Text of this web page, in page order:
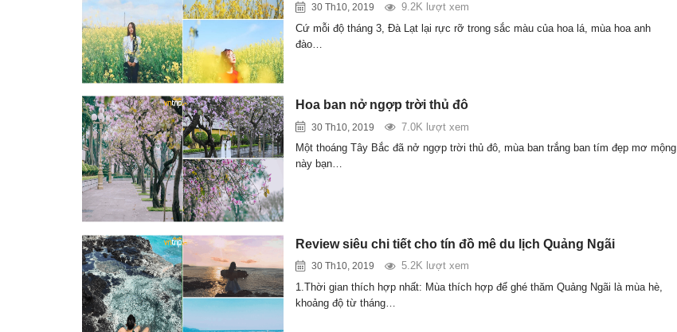
30 Th10, 2019
9.2K lượt xem
Cứ mỗi độ tháng 3, Đà Lạt lại rực rỡ trong sắc màu của hoa lá, mùa hoa anh
đào…
Hoa ban nở ngợp trời thủ đô
30 Th10, 2019
7.0K lượt xem
Một thoáng Tây Bắc đã nở ngợp trời thủ đô, mùa ban trắng ban tím đẹp mơ mộng
này bạn…
Review siêu chi tiết cho tín đồ mê du lịch Quảng Ngãi
30 Th10, 2019
5.2K lượt xem
1.Thời gian thích hợp nhất: Mùa thích hợp để ghé thăm Quảng Ngãi là mùa hè,
khoảng độ từ tháng…